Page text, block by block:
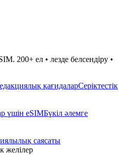
200+ ел • лезде белсендіру •
қағидаларСеріктестік
үшін eSIMБүкіл әлемге
саясаты
желілер